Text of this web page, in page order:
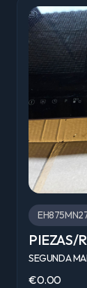
PIEZAS/
SEGUNDA
€0.00